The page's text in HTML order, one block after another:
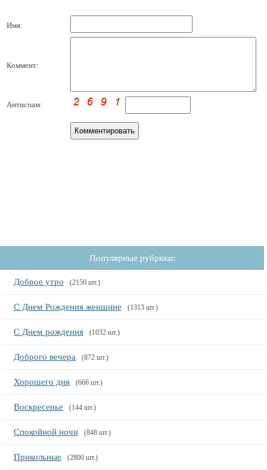
Имя:
Коммент:
Антиспам:
Популярные рубрики:
Доброе утро (2150 шт.)
С Днем Рождения женщине (1313 шт.)
С Днем рождения (1032 шт.)
Доброго вечера (872 шт.)
Хорошего дня (666 шт.)
Воскресенье (144 шт.)
Спокойной ночи (848 шт.)
Прикольные (2800 шт.)